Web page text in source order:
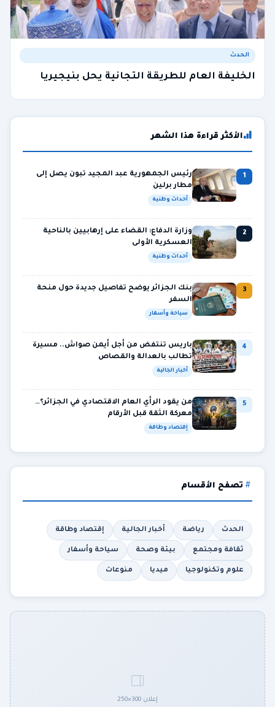
الحدث
الخليفة العام للطريقة التجانية يحل بنيجيريا
الأكثر قراءة هذا الشهر
1
رئيس الجمهورية عبد المجيد تبون يصل إلى
مطار برلين
أحداث وطنية
2
وزارة الدفاع: القضاء على إرهابيين بالناحية
العسكرية الأولى
أحداث وطنية
3
بنك الجزائر يوضح تفاصيل جديدة حول منحة
السفر
سياحة وأسفار
4
باريس تنتفض من أجل أيمن صواش.. مسيرة
تطالب بالعدالة والقصاص
أخبار الجالية
5
من يقود الرأي العام الاقتصادي في الجزائر؟…
معركة الثقة قبل الأرقام
إقتصاد وطاقة
تصفح الأقسام
الحدث رياضة أخبار الجالية إقتصاد وطاقة
ثقافة ومجتمع بيئة وصحة سياحة وأسفار
علوم وتكنولوجيا ميديا منوعات
إعلان 300×250